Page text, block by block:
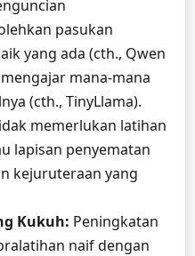
pasukan
yang ada (cth., Qwen
mana-mana
(cth., TinyLlama).
memerlukan latihan
lapisan penyematan
kejuruteraan yang
Kukuh: Peningkatan
naif dengan